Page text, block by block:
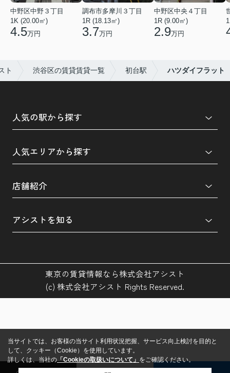
中野区中野３丁目
1K (20.00㎡)
4.5万円
調布市多摩川３丁目
1R (18.13㎡)
3.7万円
中野区中央４丁目
1R (9.00㎡)
2.9万円
ト 渋谷区の賃貸賃貸一覧 初台駅 ハツダイフラット
人気の駅から探す
人気エリアから探す
店舗紹介
アシストを知る
東京の賃貸情報なら株式会社アシスト
(c) 株式会社アシスト Rights Reserved.
当サイトでは、お客様の当サイト利用状況把握、サービス向上検討を目的と
して、クッキー（Cookie）を使用しています。
詳しくは、当社の「Cookieの取扱いについて」 をご確認ください。